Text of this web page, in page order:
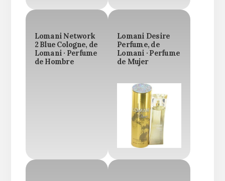
Lomani Network
2 Blue Cologne, de
Lomani · Perfume
de Hombre
Lomani Desire
Perfume, de
Lomani · Perfume
de Mujer